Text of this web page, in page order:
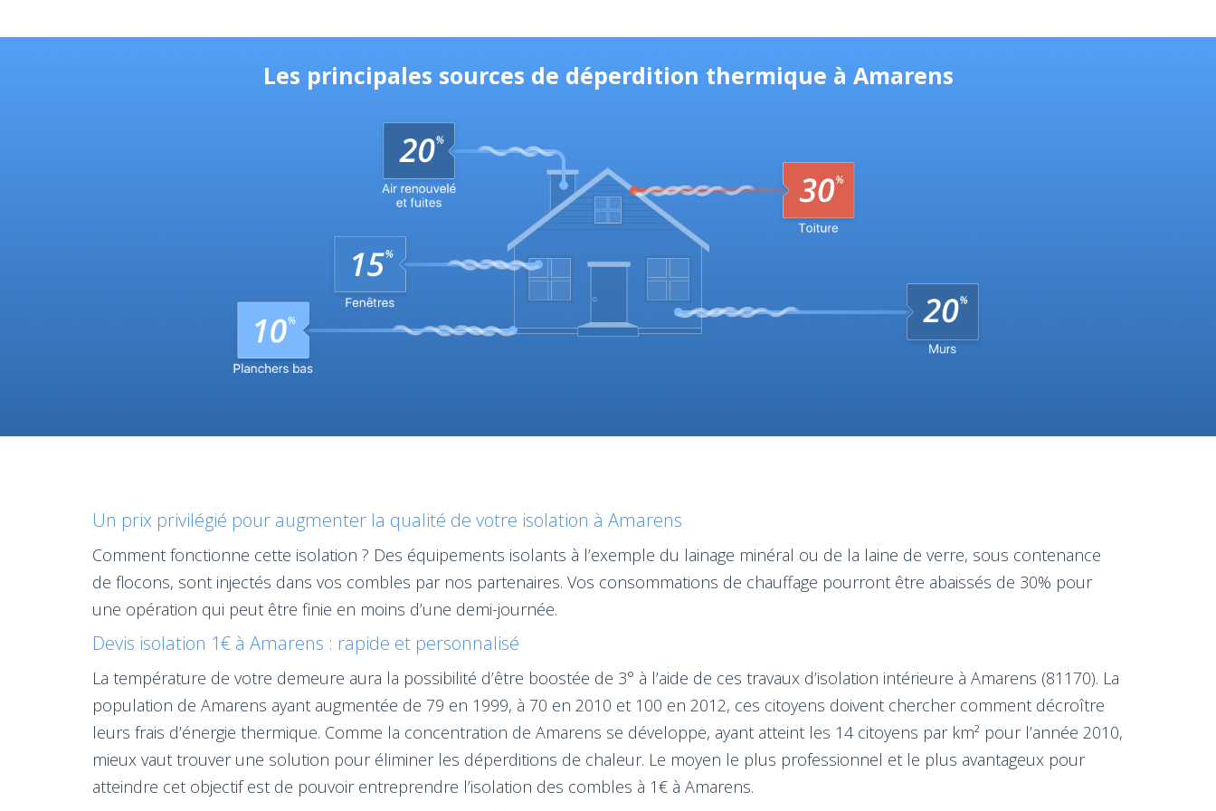
Les principales sources de déperdition thermique à Amarens
Un prix privilégié pour augmenter la qualité de votre isolation à Amarens
Comment fonctionne cette isolation ? Des équipements isolants à l’exemple du lainage minéral ou de la laine de verre, sous contenance
de flocons, sont injectés dans vos combles par nos partenaires. Vos consommations de chauffage pourront être abaissés de 30% pour
une opération qui peut être finie en moins d’une demi-journée.
Devis isolation 1€ à Amarens : rapide et personnalisé
La température de votre demeure aura la possibilité d’être boostée de 3° à l’aide de ces travaux d’isolation intérieure à Amarens (81170). La
population de Amarens ayant augmentée de 79 en 1999, à 70 en 2010 et 100 en 2012, ces citoyens doivent chercher comment décroître
leurs frais d’énergie thermique. Comme la concentration de Amarens se développe, ayant atteint les 14 citoyens par km² pour l’année 2010,
mieux vaut trouver une solution pour éliminer les déperditions de chaleur. Le moyen le plus professionnel et le plus avantageux pour
atteindre cet objectif est de pouvoir entreprendre l’isolation des combles à 1€ à Amarens.